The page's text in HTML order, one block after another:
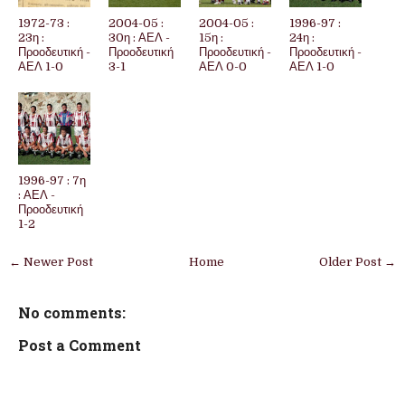
1972-73 :
23η :
Προοδευτική -
ΑΕΛ 1-0
2004-05 :
30η : ΑΕΛ -
Προοδευτική
3-1
2004-05 :
15η :
Προοδευτική -
ΑΕΛ 0-0
1996-97 :
24η :
Προοδευτική -
ΑΕΛ 1-0
1996-97 : 7η
: ΑΕΛ -
Προοδευτική
1-2
← Newer Post Older Post →
Home
No comments:
Post a Comment